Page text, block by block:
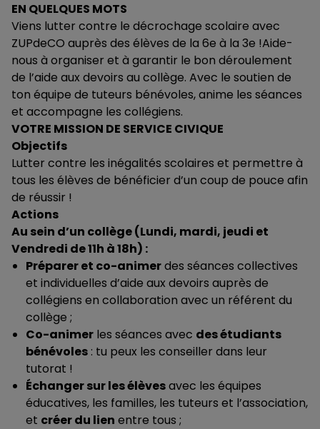
EN QUELQUES MOTS
Viens lutter contre le décrochage scolaire avec
ZUPdeCO auprès des élèves de la 6e à la 3e !Aide-
nous à organiser et à garantir le bon déroulement
de l’aide aux devoirs au collège. Avec le soutien de
ton équipe de tuteurs bénévoles, anime les séances
et accompagne les collégiens.
VOTRE MISSION DE SERVICE CIVIQUE
Objectifs
Lutter contre les inégalités scolaires et permettre à
tous les élèves de bénéficier d’un coup de pouce afin
de réussir !
Actions
Au sein d’un collège (Lundi, mardi, jeudi et
Vendredi de 11h à 18h) :
Préparer et co-animerdes séances collectives
et individuelles d’aide aux devoirs auprès de
collégiens en collaboration avec un référent du
collège ;
Co-animer les séances avec des étudiants
bénévoles : tu peux les conseiller dans leur
tutorat !
Échanger sur les élèvesavec les équipes
éducatives, les familles, les tuteurs et l’association,
et créer du lien entre tous ;